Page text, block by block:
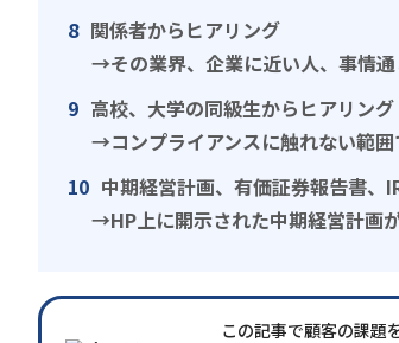
関係者からヒアリング
→その業界、企業に近い人、事情
高校、大学の同級生からヒアリング
→コンプライアンスに触れない範
中期経営計画、有価証券報告書、
→HP上に開示された中期経営計画
この記事で顧客の課題